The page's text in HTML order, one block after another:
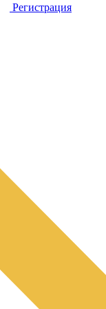
Регистрация